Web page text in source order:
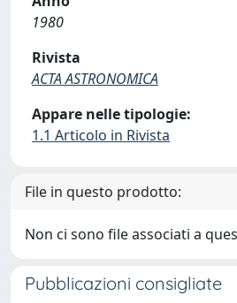
1980
Rivista
ACTA ASTRONOMICA
Appare nelle tipologie:
1.1 Articolo in Rivista
File in questo prodotto:
Non ci sono file associati a
Pubblicazioni consigliate